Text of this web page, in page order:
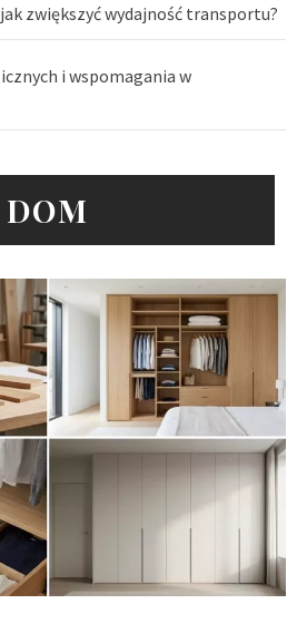
zwiększyć wydajność transportu?
i wspomagania w
DOM